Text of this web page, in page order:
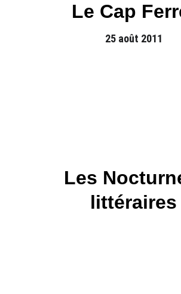
Le Cap
25 août 2011
Les
littéraires